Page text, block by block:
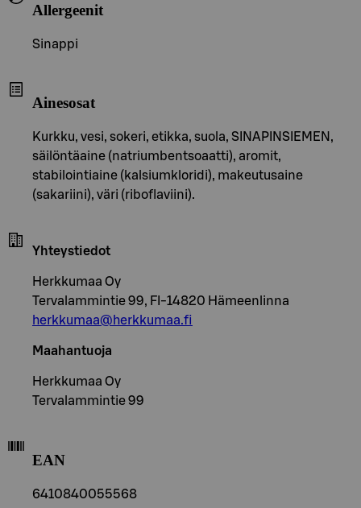
Allergeenit
Sinappi
Ainesosat
Kurkku, vesi, sokeri, etikka, suola, SINAPINSIEMEN,
säilöntäaine (natriumbentsoaatti), aromit,
stabilointiaine (kalsiumkloridi), makeutusaine
(sakariini), väri (riboflaviini).
Yhteystiedot
Herkkumaa Oy
Tervalammintie 99, FI-14820 Hämeenlinna
herkkumaa@herkkumaa.fi
Maahantuoja
Herkkumaa Oy
Tervalammintie 99
EAN
6410840055568